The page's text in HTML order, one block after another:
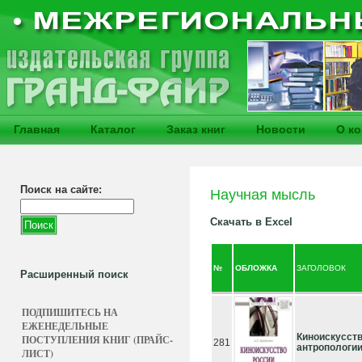
Главная Каталог Заказ книг Новости О
Поиск на сайте:
Расширенный поиск
ПОДПИШИТЕСЬ НА
ЕЖЕНЕДЕЛЬНЫЕ
ПОСТУПЛЕНИЯ КНИГ (ПРАЙС-
ЛИСТ)
Научная мысль
Скачать в Excel
№ ОБЛОЖКА ЗАГОЛОВОК
281
антропологии